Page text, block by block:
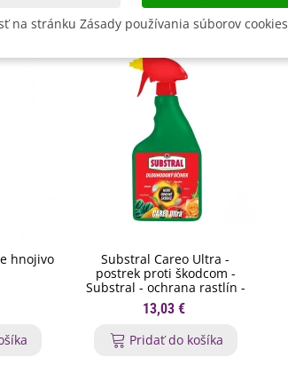
hnojivo
Substral Careo Ultra -
postrek proti škodcom -
Substral - ochrana rastlín -
750 ml
13,03 €
Pridať do košíka
na stránku Zásady používania súborov cookies